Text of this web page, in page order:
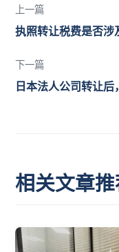
上一篇
执照转让税费是否涉
下一篇
日本法人公司转让后
相关文章